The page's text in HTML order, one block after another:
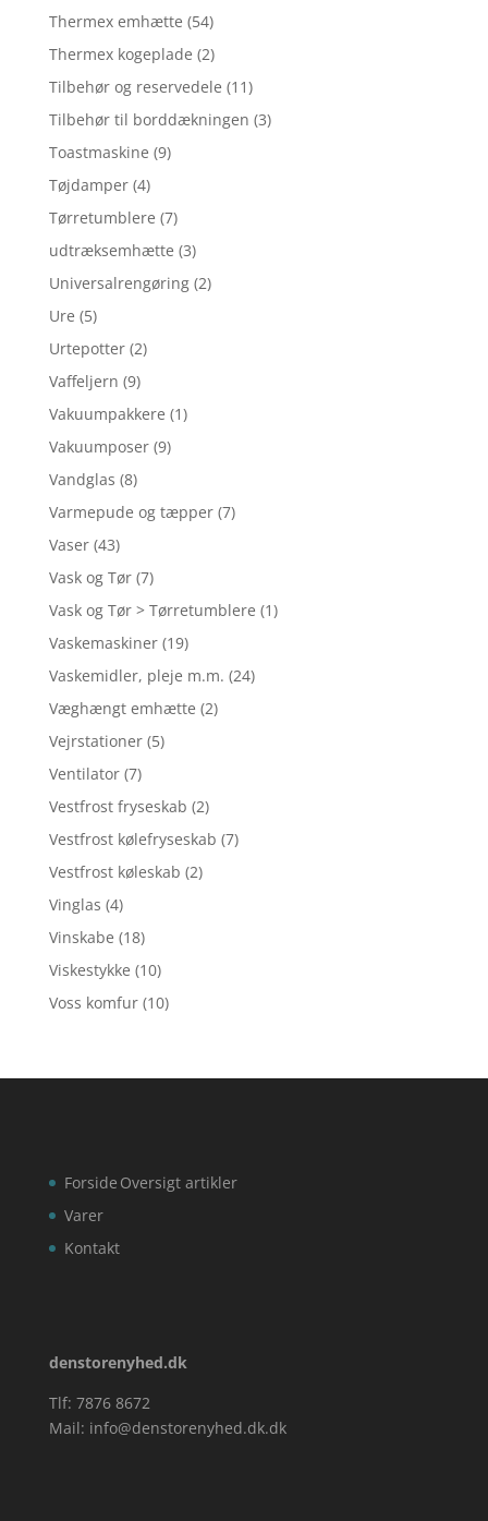
Thermex emhætte (54)
Thermex kogeplade (2)
Tilbehør og reservedele (11)
Tilbehør til borddækningen (3)
Toastmaskine (9)
Tøjdamper (4)
Tørretumblere (7)
udtræksemhætte (3)
Universalrengøring (2)
Ure (5)
Urtepotter (2)
Vaffeljern (9)
Vakuumpakkere (1)
Vakuumposer (9)
Vandglas (8)
Varmepude og tæpper (7)
Vaser (43)
Vask og Tør (7)
Vask og Tør > Tørretumblere (1)
Vaskemaskiner (19)
Vaskemidler, pleje m.m. (24)
Væghængt emhætte (2)
Vejrstationer (5)
Ventilator (7)
Vestfrost fryseskab (2)
Vestfrost kølefryseskab (7)
Vestfrost køleskab (2)
Vinglas (4)
Vinskabe (18)
Viskestykke (10)
Voss komfur (10)
Forside
Varer
Kontakt
Oversigt artikler
denstorenyhed.dk
Tlf: 7876 8672
Mail: info@denstorenyhed.dk.dk